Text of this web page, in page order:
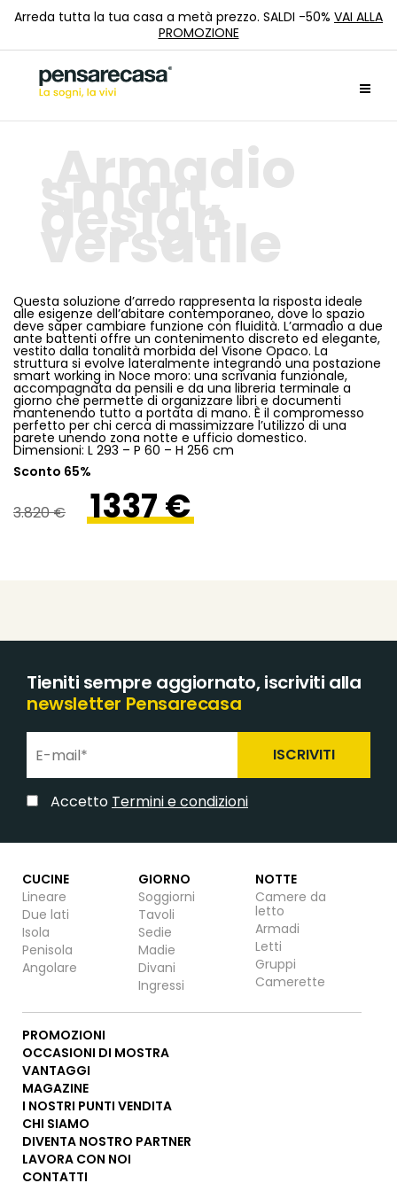
Arreda tutta la tua casa a metà prezzo. SALDI -50% VAI ALLA
PROMOZIONE
Armadio
smart,
design
versatile
Questa soluzione d’arredo rappresenta la risposta ideale
alle esigenze dell’abitare contemporaneo, dove lo spazio
deve saper cambiare funzione con fluidità. L’armadio a due
ante battenti offre un contenimento discreto ed elegante,
vestito dalla tonalità morbida del Visone Opaco. La
struttura si evolve lateralmente integrando una postazione
smart working in Noce moro: una scrivania funzionale,
accompagnata da pensili e da una libreria terminale a
giorno che permette di organizzare libri e documenti
mantenendo tutto a portata di mano. È il compromesso
perfetto per chi cerca di massimizzare l’utilizzo di una
parete unendo zona notte e ufficio domestico.
Dimensioni: L 293 – P 60 – H 256 cm
Sconto 65%
3.820 € 1337 €
Tieniti sempre aggiornato, iscriviti alla
newsletter Pensarecasa
ISCRIVITI
Accetto Termini e condizioni
CUCINE
Lineare
Due lati
Isola
Penisola
Angolare
GIORNO
Soggiorni
Tavoli
Sedie
Madie
Divani
Ingressi
NOTTE
Camere da
letto
Armadi
Letti
Gruppi
Camerette
PROMOZIONI
OCCASIONI DI MOSTRA
VANTAGGI
MAGAZINE
I NOSTRI PUNTI VENDITA
CHI SIAMO
DIVENTA NOSTRO PARTNER
LAVORA CON NOI
CONTATTI